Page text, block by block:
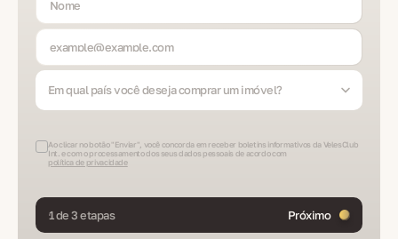
Em qual país você deseja comprar um imóvel?
Ao clicar no botão "Enviar", você concorda em receber boletins informativos da VelesClub
Int. e com o processamento dos seus dados pessoais de acordo com
política de privacidade
1 de 3 etapas Próximo